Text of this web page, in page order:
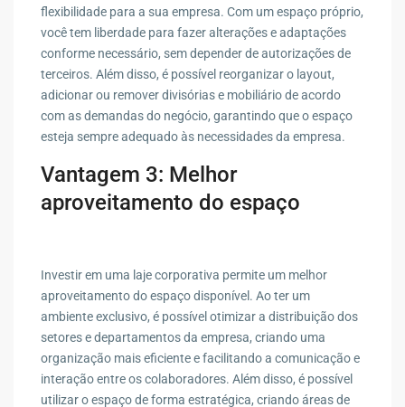
flexibilidade para a sua empresa. Com um espaço próprio,
você tem liberdade para fazer alterações e adaptações
conforme necessário, sem depender de autorizações de
terceiros. Além disso, é possível reorganizar o layout,
adicionar ou remover divisórias e mobiliário de acordo
com as demandas do negócio, garantindo que o espaço
esteja sempre adequado às necessidades da empresa.
Vantagem 3: Melhor
aproveitamento do espaço
Investir em uma laje corporativa permite um melhor
aproveitamento do espaço disponível. Ao ter um
ambiente exclusivo, é possível otimizar a distribuição dos
setores e departamentos da empresa, criando uma
organização mais eficiente e facilitando a comunicação e
interação entre os colaboradores. Além disso, é possível
utilizar o espaço de forma estratégica, criando áreas de